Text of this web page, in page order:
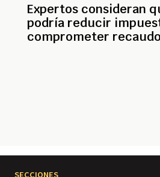
Expertos consideran
podría reducir
comprometer
SECCIONES